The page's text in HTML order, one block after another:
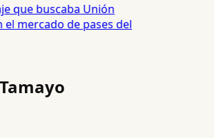
que buscaba Unión
mercado de pases del